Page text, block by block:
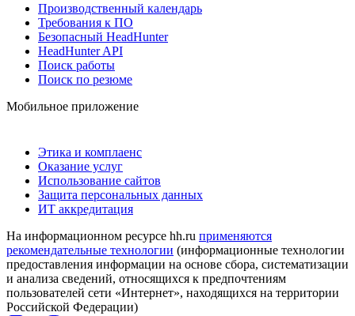
Производственный календарь
Требования к ПО
Безопасный HeadHunter
HeadHunter API
Поиск работы
Поиск по резюме
Мобильное приложение
Этика и комплаенс
Оказание услуг
Использование сайтов
Защита персональных данных
ИТ аккредитация
На информационном ресурсе hh.ru применяются
рекомендательные технологии (информационные технологии
предоставления информации на основе сбора, систематизации
и анализа сведений, относящихся к предпочтениям
пользователей сети «Интернет», находящихся на территории
Российской Федерации)